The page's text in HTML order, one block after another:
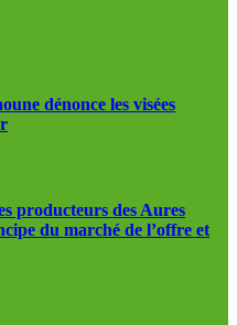
dénonce les visées
producteurs des Aures
du marché de l’offre et